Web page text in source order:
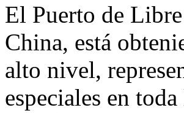
El Puerto de
China, está
alto nivel,
especiales en